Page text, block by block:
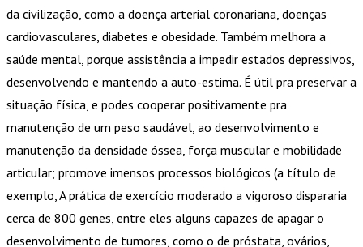
da civilização, como a doença arterial coronariana, doenças
cardiovasculares, diabetes e obesidade. Também melhora a
saúde mental, porque assistência a impedir estados depressivos,
desenvolvendo e mantendo a auto-estima. É útil pra preservar a
situação física, e podes cooperar positivamente pra
manutenção de um peso saudável, ao desenvolvimento e
manutenção da densidade óssea, força muscular e mobilidade
articular; promove imensos processos biológicos (a título de
exemplo, A prática de exercício moderado a vigoroso dispararia
cerca de 800 genes, entre eles alguns capazes de apagar o
desenvolvimento de tumores, como o de próstata, ovários,